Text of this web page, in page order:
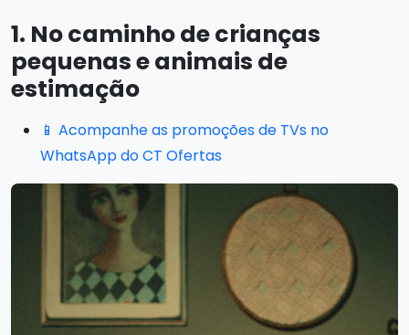
1. No caminho de crianças
pequenas e animais de
estimação
📱 Acompanhe as promoções de TVs no
WhatsApp do CT Ofertas